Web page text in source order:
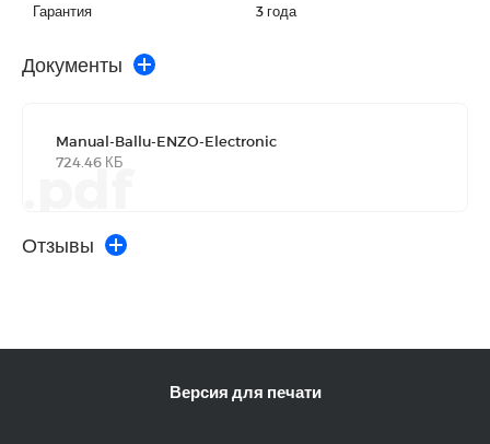
Гарантия 3 года
Документы
Manual-Ballu-ENZO-Electronic
724.46 КБ
.pdf
Отзывы
Версия для печати